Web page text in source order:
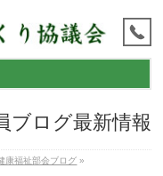
ブログ最新情報
康福祉部会ブログ »